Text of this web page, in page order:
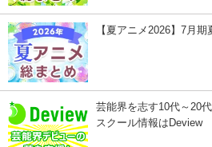
【夏アニメ2026】7月
芸能界を志す10代～20
スクール情報はDeview